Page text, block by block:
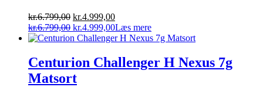
kr.6.799,00 Den
oprindelige
pris
kr.6.799,00.
kr.4.999,00Den
aktuelle
pris
kr.4.999,00.
kr.6.799,00 Den
oprindelige
var:
kr.6.799,00.
kr.4.999,00Den
aktuelle
er:
kr.4.999,00.
Læs mere
Centurion Challenger H Nexus 7g
Matsort